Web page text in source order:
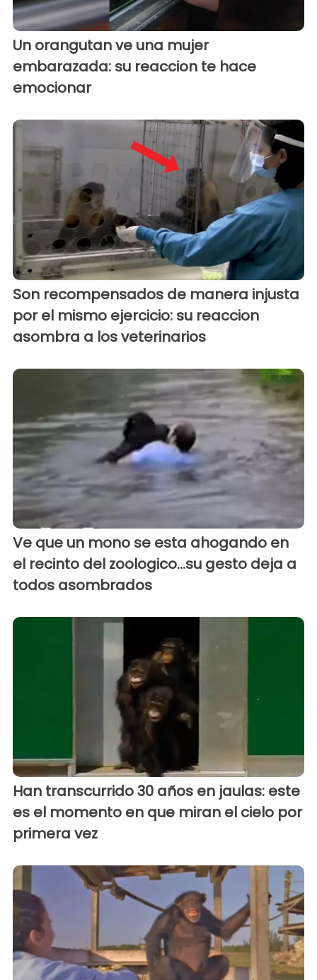
Un orangutan ve una mujer
embarazada: su reaccion te hace
emocionar
Son recompensados de manera injusta
por el mismo ejercicio: su reaccion
asombra a los veterinarios
Ve que un mono se esta ahogando en
el recinto del zoologico...su gesto deja a
todos asombrados
Han transcurrido 30 años en jaulas: este
es el momento en que miran el cielo por
primera vez